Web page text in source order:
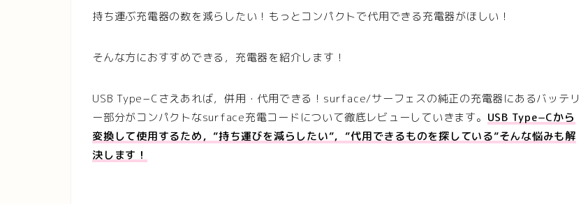
持ち運ぶ充電器の数を減らしたい！もっとコンパクトで代用できる充電器がほしい！
そんな方におすすめできる，充電器を紹介します！
USB Type−Cさえあれば，併用・代用できる！surface/サーフェスの純正の充電器にあるバッテリ
ー部分がコンパクトなsurface充電コードについて徹底レビューしていきます。 USB Type−Cから
変換して使用するため，”持ち運びを減らしたい”，”代用できるものを探している”そんな悩みも解
決します！